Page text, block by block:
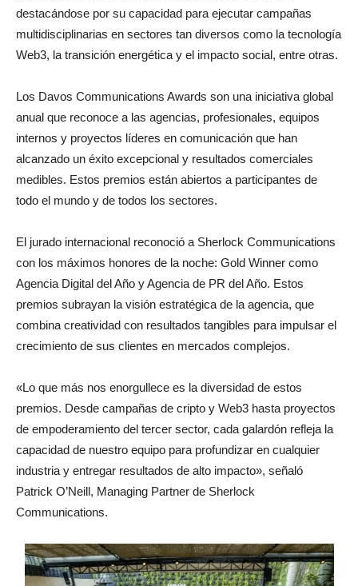
destacándose por su capacidad para ejecutar campañas
multidisciplinarias en sectores tan diversos como la tecnología
Web3, la transición energética y el impacto social, entre otras.
Los Davos Communications Awards son una iniciativa global
anual que reconoce a las agencias, profesionales, equipos
internos y proyectos líderes en comunicación que han
alcanzado un éxito excepcional y resultados comerciales
medibles. Estos premios están abiertos a participantes de
todo el mundo y de todos los sectores.
El jurado internacional reconoció a Sherlock Communications
con los máximos honores de la noche: Gold Winner como
Agencia Digital del Año y Agencia de PR del Año. Estos
premios subrayan la visión estratégica de la agencia, que
combina creatividad con resultados tangibles para impulsar el
crecimiento de sus clientes en mercados complejos.
«Lo que más nos enorgullece es la diversidad de estos
premios. Desde campañas de cripto y Web3 hasta proyectos
de empoderamiento del tercer sector, cada galardón refleja la
capacidad de nuestro equipo para profundizar en cualquier
industria y entregar resultados de alto impacto», señaló
Patrick O’Neill, Managing Partner de Sherlock
Communications.